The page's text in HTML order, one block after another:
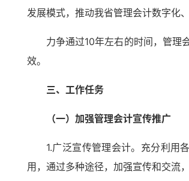
发展模式，推动我省管理会计数字化
力争通过10年左右的时间，管理
效。
三、工作任务
（一）加强管理会计宣传推广
1.广泛宣传管理会计。充分利用
用，通过多种途径，加强宣传和交流